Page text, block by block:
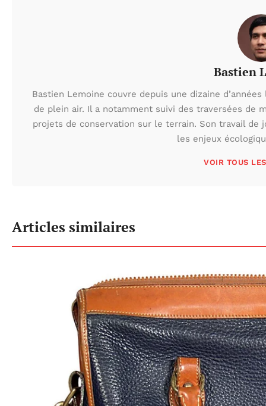
Bastien
Bastien Lemoine couvre depuis une dizaine
de plein air. Il a notamment suivi des traversées de
projets de conservation sur le terrain. Son travail de
les enjeux
VOIR TOUS
Articles similaires